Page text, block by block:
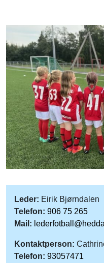
Leder: Eirik Bjørndalen
Telefon: 906 75 265
Mail:
Kontaktperson:
Telefon: 93057471